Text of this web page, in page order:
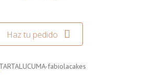
Haz tu pedido